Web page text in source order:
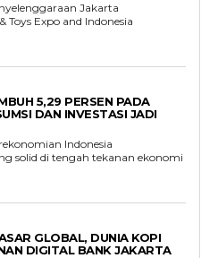
Jakarta
Expo and Indonesia
5,29 PERSEN PADA
DAN INVESTASI JADI
Indonesia
solid di tengah tekanan ekonomi
GLOBAL, DUNIA KOPI
DIGITAL BANK JAKARTA